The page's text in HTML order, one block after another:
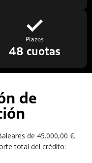
Plazos
48 cuotas
de
de 45.000,00 €.
total del crédito: